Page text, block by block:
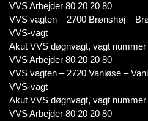
VVS Arbejder 80 20 20 80
VVS vagten – 2700 Brønshøj –
VVS-vagt
Akut VVS døgnvagt, vagt
VVS Arbejder 80 20 20 80
VVS vagten – 2720 Vanløse –
VVS-vagt
Akut VVS døgnvagt, vagt
VVS Arbejder 80 20 20 80